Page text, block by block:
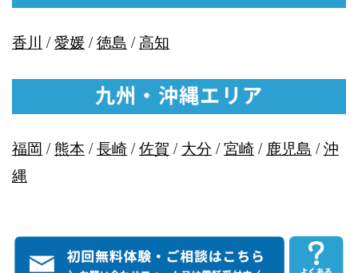
香川 /愛媛/徳島 /高知
九州・沖縄エリア
福岡 /熊本 /長崎/佐賀 /大分 /宮崎/ 鹿児島 /沖
縄